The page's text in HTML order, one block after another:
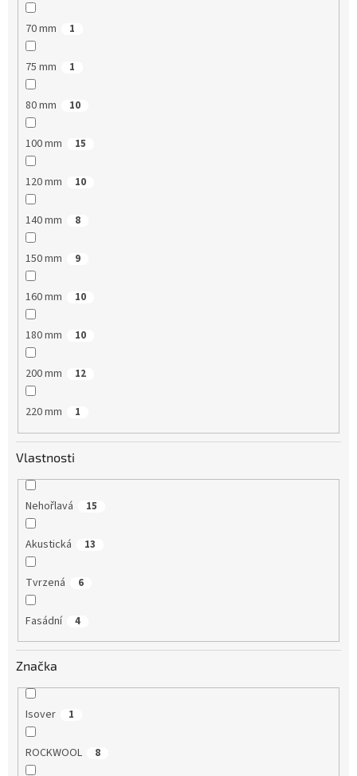
70 mm 1
75 mm 1
80 mm 10
100 mm 15
120 mm 10
140 mm 8
150 mm 9
160 mm 10
180 mm 10
200 mm 12
220 mm 1
Vlastnosti
Nehořlavá 15
Akustická 13
Tvrzená 6
Fasádní 4
Značka
Isover 1
ROCKWOOL 8